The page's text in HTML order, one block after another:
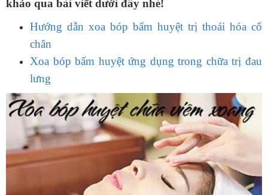
khảo qua bài viết dưới đây nhé!
Hướng dẫn xoa bóp bấm huyệt trị thoái hóa cổ
chân
Xoa bóp bấm huyệt ứng dụng trong chữa trị đau
lưng